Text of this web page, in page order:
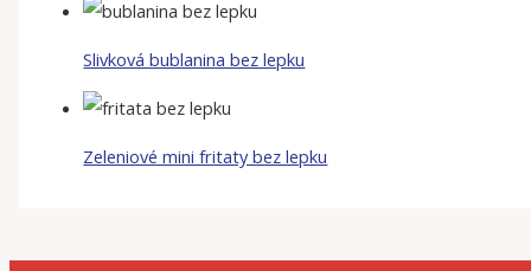
Slivková bublanina bez lepku
Zeleniové mini fritaty bez lepku